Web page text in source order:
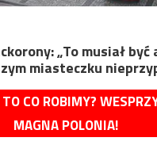
„To musiał
miasteczku
CO ROBIMY?
MAGNA POLONIA!